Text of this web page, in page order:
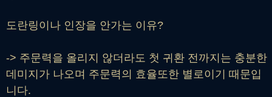
도란링이나 인장을 안가는 이유?
-> 주문력을 올리지 않더라도 첫 귀환 전까지는 충분한
데미지가 나오며 주문력의 효율또한 별로이기 때문입
니다.